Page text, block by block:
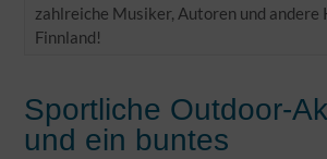
zahlreiche Musiker, Autoren und andere
Finnland!
Sportliche Outdoor-
und ein buntes